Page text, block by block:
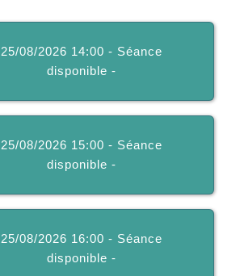
25/08/2026 14:00 - Séance
disponible -
25/08/2026 15:00 - Séance
disponible -
25/08/2026 16:00 - Séance
disponible -